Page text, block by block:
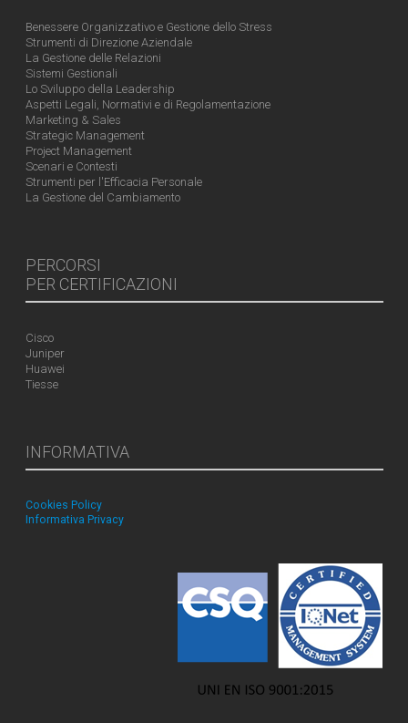
Benessere Organizzativo e Gestione dello Stress
Strumenti di Direzione Aziendale
La Gestione delle Relazioni
Sistemi Gestionali
Lo Sviluppo della Leadership
Aspetti Legali, Normativi e di Regolamentazione
Marketing & Sales
Strategic Management
Project Management
Scenari e Contesti
Strumenti per l'Efficacia Personale
La Gestione del Cambiamento
PERCORSI
PER CERTIFICAZIONI
Cisco
Juniper
Huawei
Tiesse
INFORMATIVA
Cookies Policy
Informativa Privacy